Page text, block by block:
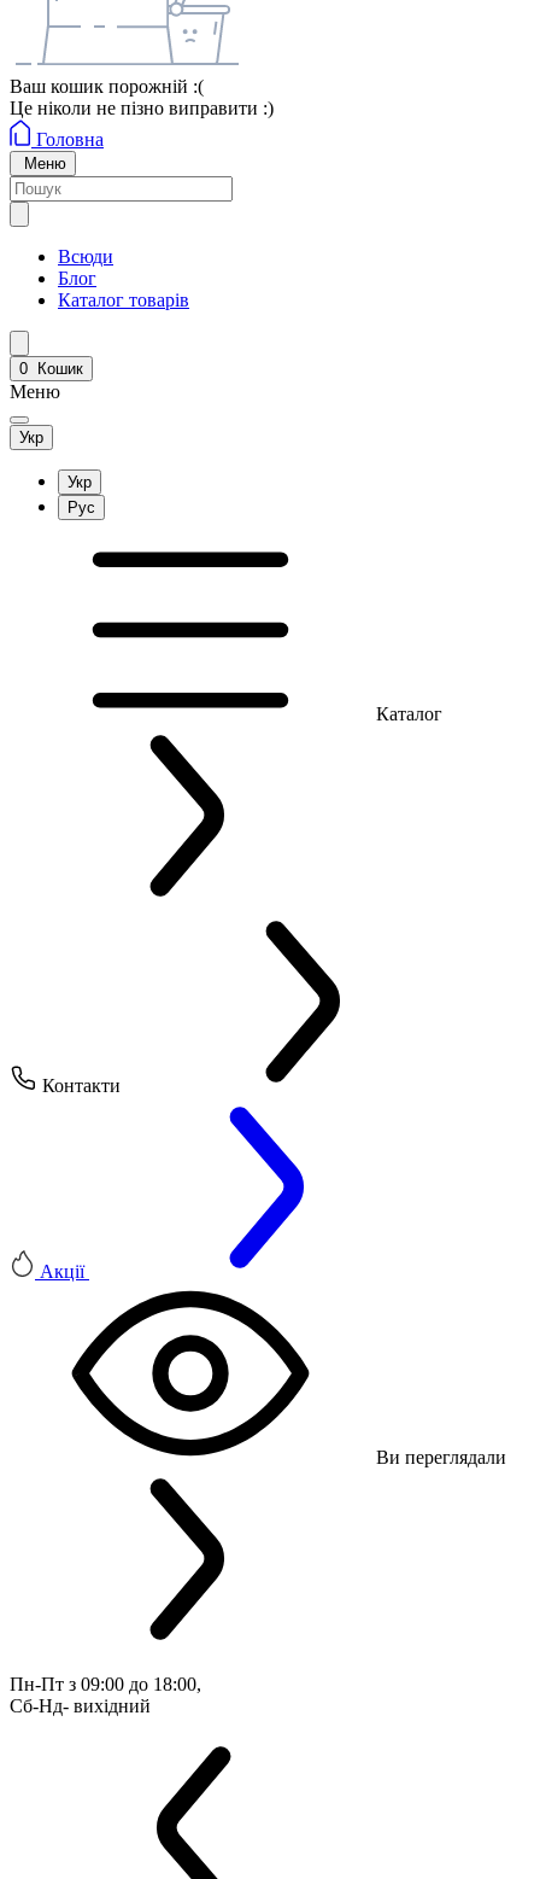
Ваш кошик порожній :(
Це ніколи не пізно виправити :)
Головна
Меню
Всюди
Блог
Каталог товарів
0 Кошик
Меню
Укр
Укр
Рус
Каталог
Контакти
Акції
Ви переглядали
Пн-Пт з 09:00 до 18:00,
Сб-Нд- вихідний